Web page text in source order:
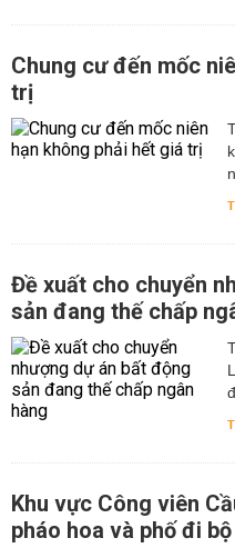
Chung cư đến mốc
trị
Đề xuất cho chuyển
sản đang thế chấp
Khu vực Công viên
pháo hoa và phố đi